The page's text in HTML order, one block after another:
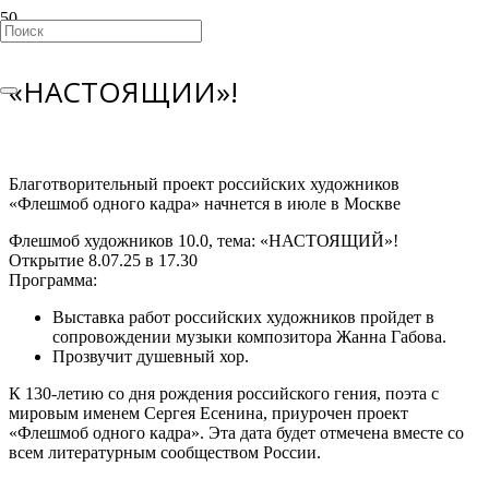
Флешмоб художников 10.0 тема:
«НАСТОЯЩИЙ»!
Благотворительный проект российских художников
«Флешмоб одного кадра» начнется в июле в Москве
Флешмоб художников 10.0, тема: «НАСТОЯЩИЙ»!
Открытие 8.07.25 в 17.30
Программа:
Выставка работ российских художников пройдет в
сопровождении музыки композитора Жанна Габова.
Прозвучит душевный хор.
К 130-летию со дня рождения российского гения, поэта с
мировым именем Сергея Есенина, приурочен проект
«Флешмоб одного кадра». Эта дата будет отмечена вместе со
всем литературным сообществом России.